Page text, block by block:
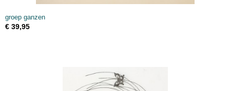
groep ganzen
€ 39,95